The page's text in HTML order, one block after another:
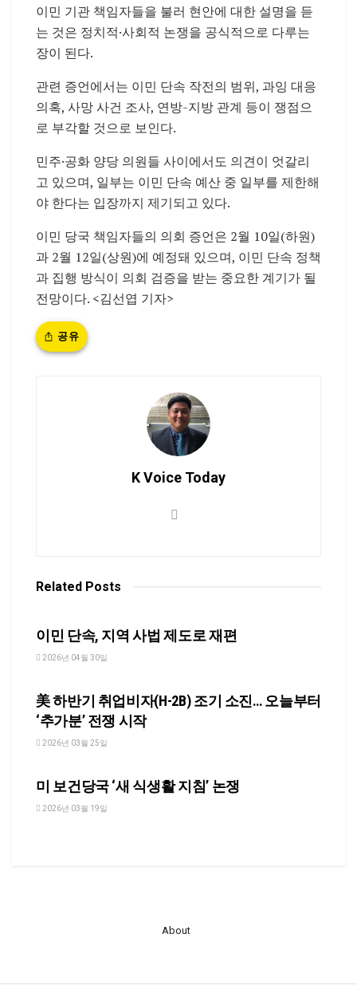
이민 기관 책임자들을 불러 현안에 대한 설명을 듣
는 것은 정치적·사회적 논쟁을 공식적으로 다루는
장이 된다.
관련 증언에서는 이민 단속 작전의 범위, 과잉 대응
의혹, 사망 사건 조사, 연방-지방 관계 등이 쟁점으
로 부각할 것으로 보인다.
민주·공화 양당 의원들 사이에서도 의견이 엇갈리
고 있으며, 일부는 이민 단속 예산 중 일부를 제한해
야 한다는 입장까지 제기되고 있다.
이민 당국 책임자들의 의회 증언은 2월 10일(하원)
과 2월 12일(상원)에 예정돼 있으며, 이민 단속 정책
과 집행 방식이 의회 검증을 받는 중요한 계기가 될
전망이다. <김선엽 기자>
공유
K Voice Today
Related Posts
이민 단속, 지역 사법 제도로 재편
2026년 04월 30일
美 하반기 취업비자(H-2B) 조기 소진… 오늘부터
‘추가분’ 전쟁 시작
2026년 03월 25일
미 보건당국 ‘새 식생활 지침’ 논쟁
2026년 03월 19일
About